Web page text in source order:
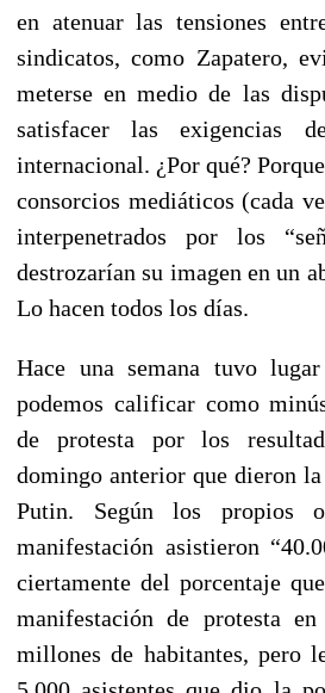
en atenuar las tensiones
sindicatos, como Zapatero,
meterse en medio de las
satisfacer las exigencias
internacional. ¿Por qué?
consorcios mediáticos (cada
interpenetrados por los
destrozarían su imagen en un
Lo hacen todos los días.
Hace una semana tuvo
podemos calificar como
de protesta por los
domingo anterior que dieron
Putin. Según los propios
manifestación asistieron
ciertamente del porcentaje
manifestación de protesta
millones de habitantes, pero